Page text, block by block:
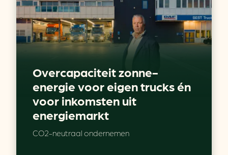
Overcapaciteit zonne-
energie voor eigen trucks én
voor inkomsten uit
energiemarkt
CO2-neutraal ondernemen